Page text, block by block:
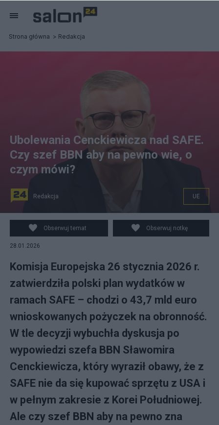
Strona główna Redakcja
na zdjęciu: Historyk Sławomir Cenckiewicz. fot. Jwdys,
CC BY-SA 4.0
Ubolewania Cenckiewicza nad SAFE.
Czy szef BBN aby na pewno wie, o
czym mówi?
Redakcja UE
Obserwuj temat Obserwuj notkę
28.01.2026
Komisja Europejska 26 stycznia 2026 r.
zatwierdziła polski plan wydatków w
ramach SAFE – chodzi o 43,7 mld euro
wnioskowanych pożyczek na obronność.
W tle decyzji wybuchła dyskusja po
wypowiedzi szefa BBN Sławomira
Cenckiewicza, który wyraził obawy, że z
SAFE nie da się kupować sprzętu z USA i
w pełnym zakresie z Korei Południowej.
Ale czy szef BBN aby na pewno zna